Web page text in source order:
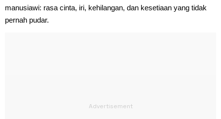
manusiawi: rasa cinta, iri, kehilangan, dan kesetiaan yang tidak
pernah pudar.